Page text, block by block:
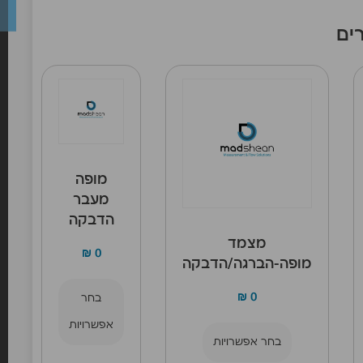
מצמד
מופה-הברגה/הדבקה
₪ 0
בחר אפשרויות
מופה
מעבר
הדבקה
₪ 0
בחר
אפשרויות